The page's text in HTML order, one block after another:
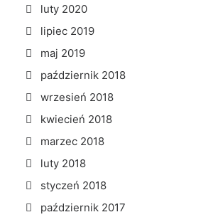
luty 2020
lipiec 2019
maj 2019
październik 2018
wrzesień 2018
kwiecień 2018
marzec 2018
luty 2018
styczeń 2018
październik 2017